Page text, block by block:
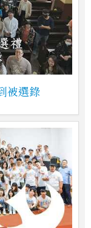
被選錄